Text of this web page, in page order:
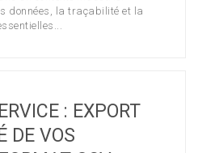
données, la traçabilité et la
: EXPORT
DE VOS